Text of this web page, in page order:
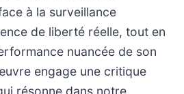
à la surveillance
de liberté réelle, tout en
nuancée de son
engage une critique
résonne dans notre